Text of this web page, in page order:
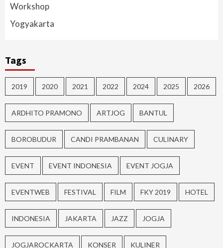
Workshop
Yogyakarta
Tags
2019 2020 2021 2022 2024 2025 2026
ARDHITO PRAMONO ARTJOG BANTUL
BOROBUDUR CANDI PRAMBANAN CULINARY
EVENT EVENT INDONESIA EVENT JOGJA
EVENTWEB FESTIVAL FILM FKY 2019 HOTEL
INDONESIA JAKARTA JAZZ JOGJA
JOGJAROCKARTA KONSER KULINER